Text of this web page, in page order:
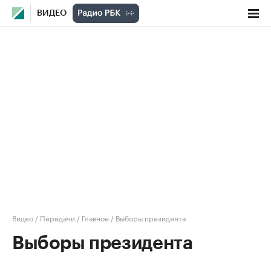
ВИДЕО
Видео / Передачи / Главное / Выборы президента
Выборы президента